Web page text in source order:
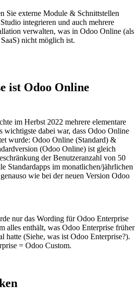
Sie externe Module & Schnittstellen
integrieren und auch mehrere
verwalten, was in Odoo Online (als
nicht möglich ist.
ist Odoo Online
im Herbst 2022 mehrere elementare
wichtigste dabei war, dass Odoo Online
wurde: Odoo Online (Standard) &
(Odoo Online) ist gleich
der Benutzeranzahl von 50
Standardapps im monatlichen/jährlichen
wie bei der neuen Version Odoo
nur das Wording für Odoo Enterprise
alles enthält, was Odoo Enterprise früher
hatte (Siehe, was ist Odoo Enterprise?).
= Odoo Custom.